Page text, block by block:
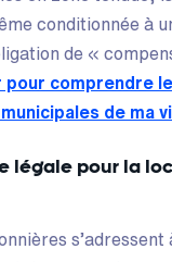
conditionnée à
de «
pour comprendre
de ma
légale pour la